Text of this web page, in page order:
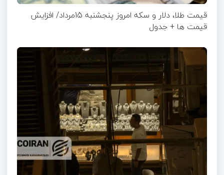
قیمت طلا، دلار و سکه امروز پنجشنبه 15مرداد/ افزایش
قیمت ها + جدول